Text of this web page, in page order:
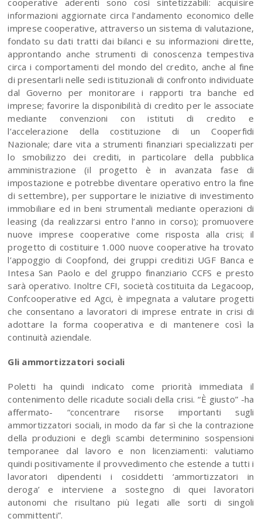
cooperative aderenti sono così sintetizzabili: acquisire
informazioni aggiornate circa l’andamento economico delle
imprese cooperative, attraverso un sistema di valutazione,
fondato su dati tratti dai bilanci e su informazioni dirette,
approntando anche strumenti di conoscenza tempestiva
circa i comportamenti del mondo del credito, anche al fine
di presentarli nelle sedi istituzionali di confronto individuate
dal Governo per monitorare i rapporti tra banche ed
imprese; favorire la disponibilità di credito per le associate
mediante convenzioni con istituti di credito e
l’accelerazione della costituzione di un Cooperfidi
Nazionale; dare vita a strumenti finanziari specializzati per
lo smobilizzo dei crediti, in particolare della pubblica
amministrazione (il progetto è in avanzata fase di
impostazione e potrebbe diventare operativo entro la fine
di settembre), per supportare le iniziative di investimento
immobiliare ed in beni strumentali mediante operazioni di
leasing (da realizzarsi entro l’anno in corso); promuovere
nuove imprese cooperative come risposta alla crisi; il
progetto di costituire 1.000 nuove cooperative ha trovato
l’appoggio di Coopfond, dei gruppi creditizi UGF Banca e
Intesa San Paolo e del gruppo finanziario CCFS e presto
sarà operativo. Inoltre CFI, società costituita da Legacoop,
Confcooperative ed Agci, è impegnata a valutare progetti
che consentano a lavoratori di imprese entrate in crisi di
adottare la forma cooperativa e di mantenere così la
continuità aziendale.
Gli ammortizzatori sociali
Poletti ha quindi indicato come priorità immediata il
contenimento delle ricadute sociali della crisi. “È giusto” -ha
affermato- “concentrare risorse importanti sugli
ammortizzatori sociali, in modo da far sì che la contrazione
della produzioni e degli scambi determinino sospensioni
temporanee dal lavoro e non licenziamenti: valutiamo
quindi positivamente il provvedimento che estende a tutti i
lavoratori dipendenti i cosiddetti ‘ammortizzatori in
deroga’ e interviene a sostegno di quei lavoratori
autonomi che risultano più legati alle sorti di singoli
committenti”.